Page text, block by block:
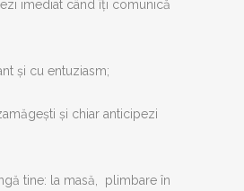
imediat când îți comunică
și cu entuziasm;
și chiar anticipezi
tine: la masă, plimbare în